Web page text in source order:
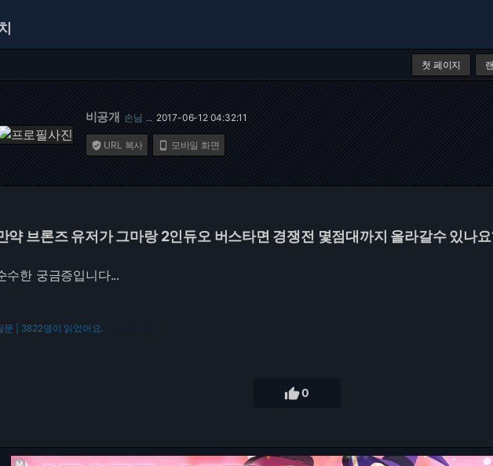
첫 페이지
비공개 손님 … 2017-06-12 04:32:11
 URL 복사  모바일 화면
약 브론즈 유저가 그마랑 2인듀오 버스타면 경쟁전 몇점대까지 올라갈수 있나
수한 궁금증입니다...
문 | 3822명이 읽었어요.
0